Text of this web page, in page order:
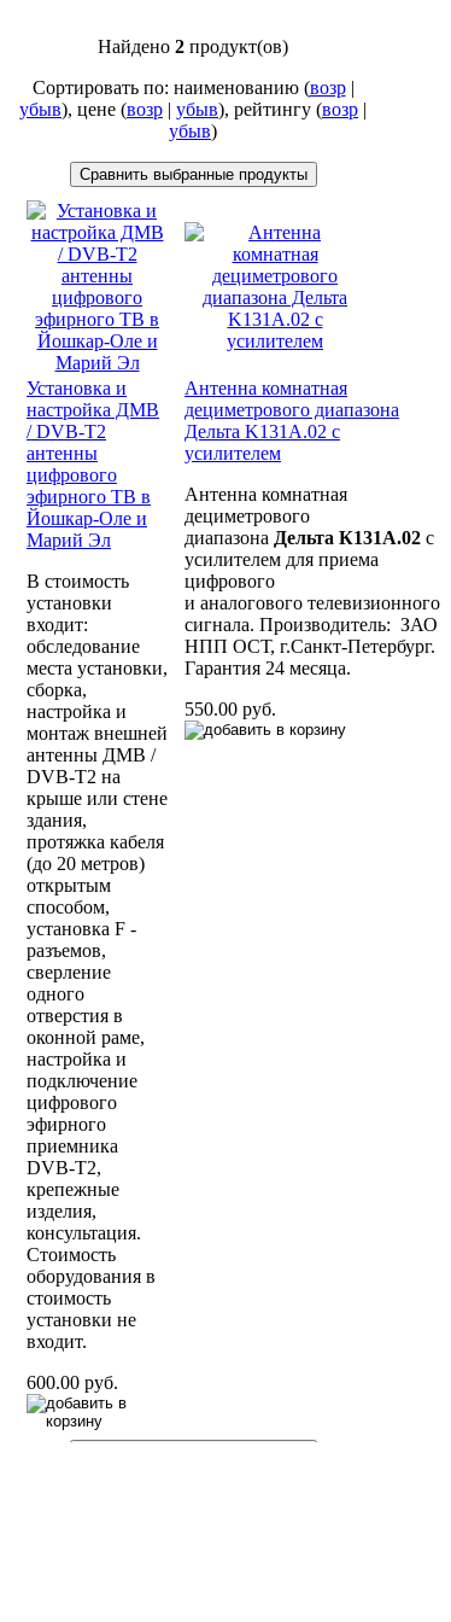
Найдено 2 продукт(ов)
Сортировать по: наименованию (возр|
убыв), цене (возр | убыв), рейтингу (возр |
убыв)
Установка и
настройка ДМВ
/ DVB-T2
антенны
цифрового
эфирного ТВ в
Йошкар-Оле и
Марий Эл
В стоимость
установки
входит:
обследование
места установки,
сборка,
настройка и
монтаж внешней
антенны ДМВ /
DVB-T2 на
крыше или стене
здания,
протяжка кабеля
(до 20 метров)
открытым
способом,
установка F -
разъемов,
сверление
одного
отверстия в
оконной раме,
настройка и
подключение
цифрового
эфирного
приемника
DVB-T2,
крепежные
изделия,
консультация.
Стоимость
оборудования в
стоимость
установки не
входит.
600.00 руб.
Антенна комнатная
дециметрового диапазона
Дельта K131A.02 с
усилителем
Антенна комнатная
дециметрового
диапазона Дельта К131А.02 с
усилителем для приема
цифрового
и аналогового телевизионного
сигнала. Производитель: ЗАО
НПП ОСТ, г.Санкт-Петербург.
Гарантия 24 месяца.
550.00 руб.